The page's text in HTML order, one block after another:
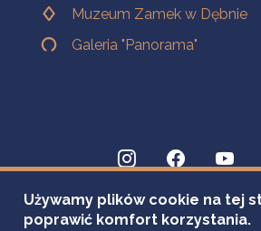
Muzeum Zamek w Dębnie
Galeria "Panorama"
Używamy plików cookie na tej
poprawić komfort korzystania.